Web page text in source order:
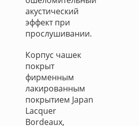
акустический
эффект при
прослушивании.
Корпус чашек
покрыт
фирменным
лакированным
покрытием Japan
Lacquer
Bordeaux,